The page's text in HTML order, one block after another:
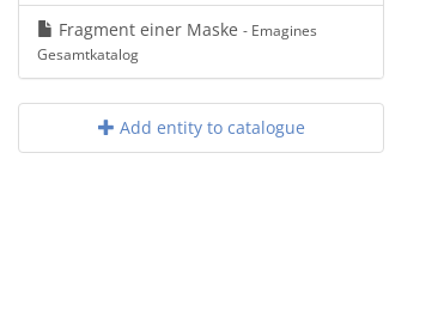
Fragment einer Maske - Emagines
Gesamtkatalog
Add entity to catalogue